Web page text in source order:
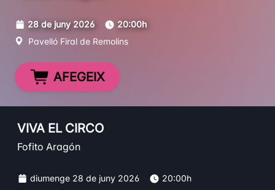
28 de juny 2026
20:00h
Pavelló Firal de Remolins
AFEGEIX
VIVA EL CIRCO
Fofito Aragón
diumenge 28 de juny 2026
20:00h